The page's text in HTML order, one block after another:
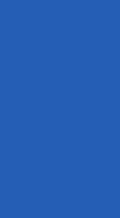
轴斜齿轮减
面减速机（
速机（减速